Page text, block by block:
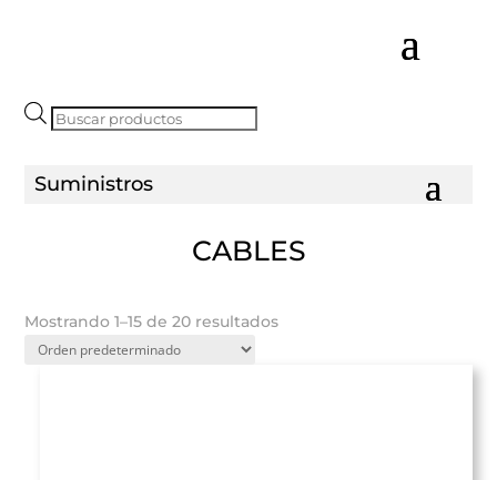
Búsqueda
CABLES
Mostrando 1–15 de 20 resultados